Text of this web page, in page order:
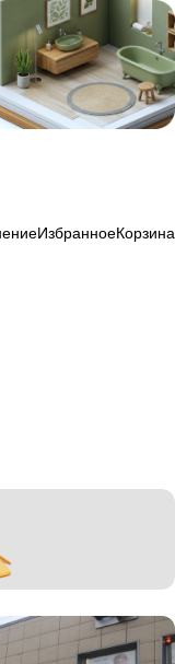
ИзбранноеКорзина